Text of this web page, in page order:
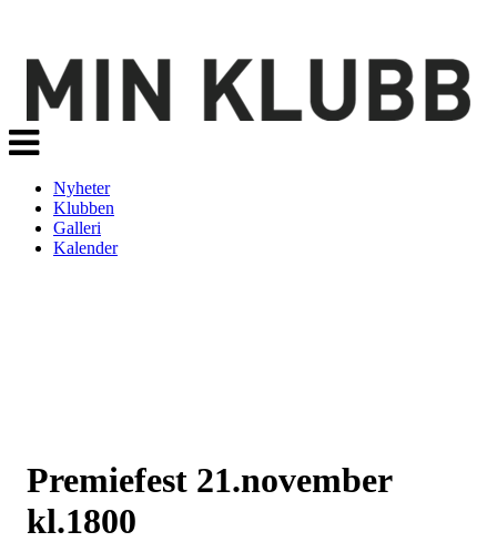
Veksle
navigasjon
Nyheter
Klubben
Galleri
Kalender
Premiefest 21.november
kl.1800